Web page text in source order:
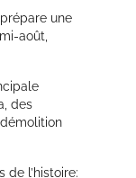
une
août,
des
de l’histoire: